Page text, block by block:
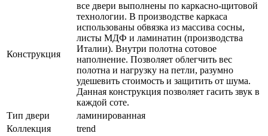
Конструкция
все двери выполнены по каркасно-щитовой
технологии. В производстве каркаса
использованы обвязка из массива сосны,
листы МДФ и ламинатин (производства
Италии). Внутри полотна сотовое
наполнение. Позволяет облегчить вес
полотна и нагрузку на петли, разумно
удешевить стоимость и защитить от шума.
Данная конструкция позволяет гасить звук в
каждой соте.
Тип двери
ламинированная
Коллекция
trend